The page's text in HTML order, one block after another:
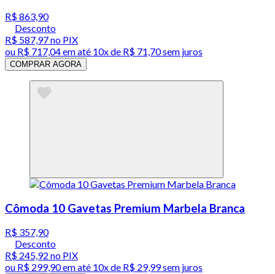
R$ 863,90
Desconto
R$ 587,97no PIX
ou R$ 717,04em até 10x de R$ 71,70 sem juros
COMPRAR AGORA
Cômoda 10 Gavetas Premium Marbela Branca
R$ 357,90
Desconto
R$ 245,92 no PIX
ou R$ 299,90em até 10x de R$ 29,99 sem juros